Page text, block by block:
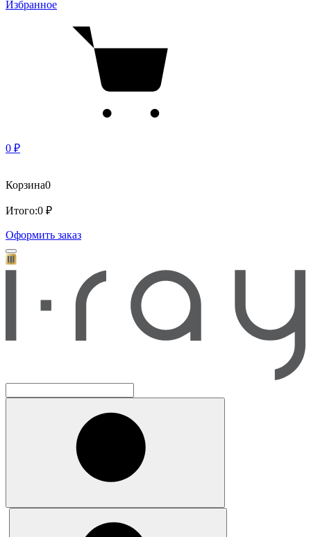
Избранное
0 ₽
Корзина0
Итого:0 ₽
Оформить заказ